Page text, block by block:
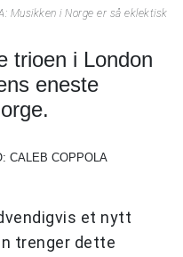
Musikken i Norge er så eklektisk
trioen i London
eneste
CALEB COPPOLA
et nytt
trenger dette